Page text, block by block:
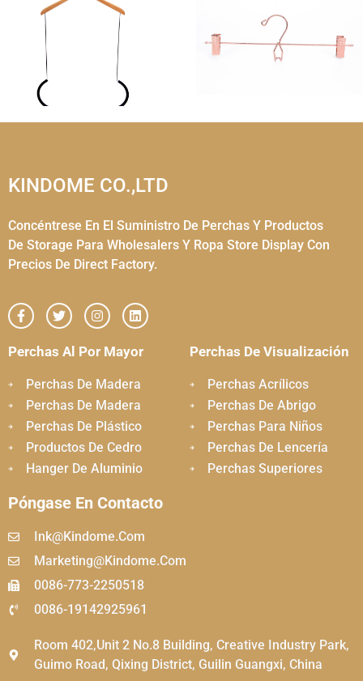
KINDOME CO.,LTD
Concéntrese En El Suministro De Perchas Y Productos
De Storage Para Wholesalers Y Ropa Store Display Con
Precios De Direct Factory.
Perchas Al Por Mayor
Perchas De Madera
Perchas De Madera
Perchas De Plástico
Productos De Cedro
Hanger De Aluminio
Perchas De Visualización
Perchas Acrílicos
Perchas De Abrigo
Perchas Para Niños
Perchas De Lencería
Perchas Superiores
Póngase En Contacto
Ink@kindome.com
Marketing@kindome.com
0086-773-2250518
0086-19142925961
Room 402,Unit 2 No.8 Building, Creative Industry Park,
Guimo Road, Qixing District, Guilin Guangxi, China